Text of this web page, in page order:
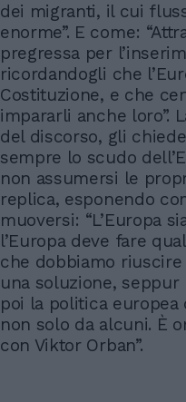
dei migranti, il cui
enorme”. E come:
pregressa per
ricordandogli che
Costituzione, e che
impararli anche loro”.
del discorso, gli
sempre lo scudo
non assumersi le
replica, esponendo
muoversi: “L’Europa
l’Europa deve fare
che dobbiamo
una soluzione,
poi la politica europea
non solo da alcuni. È
con Viktor Orban”.